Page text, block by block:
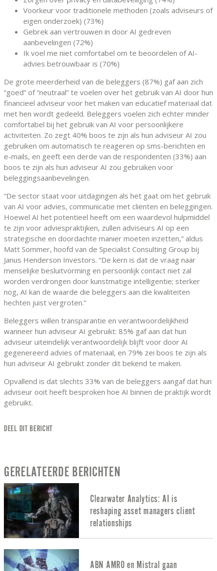
Voorkeur voor traditionele methoden (zoals adviseurs of
eigen onderzoek) (73%)
Gebrek aan vertrouwen in door AI gedreven
aanbevelingen (72%)
Ik voel me niet comfortabel om te beoordelen of AI-
advies betrouwbaar is (70%)
De grote meerderheid van de beleggers (87%) gaf aan zich
“goed” of “neutraal” te voelen over het gebruik van AI door hun
financieel adviseur voor het maken van educatief materiaal dat
met hen wordt gedeeld. Beleggers voelen zich echter minder
comfortabel bij het gebruik van AI voor persoonlijkere
activiteiten. Zo zegt 40% boos te zijn als hun adviseur AI zou
gebruiken om automatisch te reageren op sms-berichten en
e-mails, en geeft een derde van de respondenten (33%) aan
boos te zijn als hun adviseur AI zou gebruiken voor
beleggingsaanbevelingen.
“De sector staat voor uitdagingen als het gaat om het gebruik
van AI voor advies, communicatie met cliënten en beleggingen.
Hoewel AI het potentieel heeft om een waardevol hulpmiddel
te zijn voor adviespraktijken, zullen adviseurs AI op een
strategische en doordachte manier moeten inzetten,” aldus
Matt Sommer, hoofd van de Specialist Consulting Group bij
Janus Henderson Investors. “De kern is dat de vraag naar
menselijke besluitvorming en persoonlijk contact niet zal
worden verdrongen door kunstmatige intelligentie; sterker
nog, AI kan de waarde die beleggers aan die kwaliteiten
hechten juist vergroten.”
Beleggers willen transparantie en verantwoordelijkheid
wanneer hun adviseur AI gebruikt: 85% gaf aan dat hun
adviseur uiteindelijk verantwoordelijk blijft voor door AI
gegenereerd advies of materiaal, en 79% zei boos te zijn als
hun adviseur AI gebruikt zonder dit bekend te maken.
Opvallend is dat slechts 33% van de beleggers aangaf dat hun
adviseur ooit heeft besproken hoe AI binnen de praktijk wordt
gebruikt.
DEEL DIT BERICHT
GERELATEERDE BERICHTEN
Clearwater Analytics: AI is
reshaping asset managers client
relationships
ABN AMRO en Mistral gaan